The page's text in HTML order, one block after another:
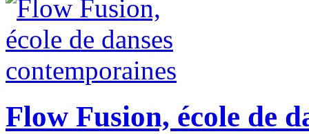
Flow Fusion, école de